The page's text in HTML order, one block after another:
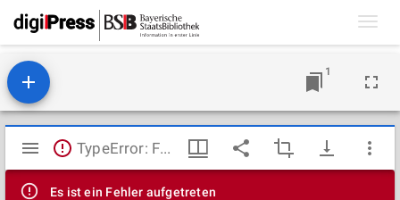
1
Mirador
Viewer
TypeError: Failed to fetch
Es ist ein Fehler aufgetreten